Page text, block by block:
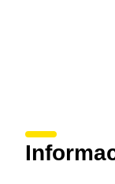
gustos e
Se trata de una
Sierra de Ensija
Serra de Port